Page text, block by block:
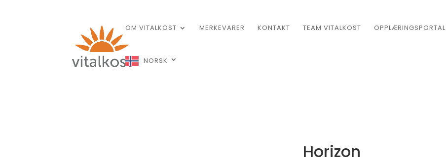
OM VITALKOST MERKEVARER KONTAKT TEAM VITALKOST OPPLÆRINGSPORTAL
NORSK
Horizon